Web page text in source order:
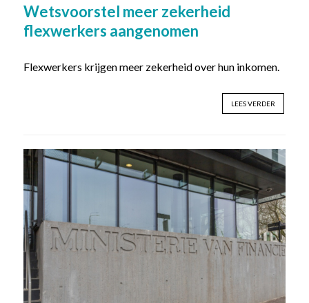
Wetsvoorstel meer zekerheid
flexwerkers aangenomen
Flexwerkers krijgen meer zekerheid over hun inkomen.
LEES VERDER